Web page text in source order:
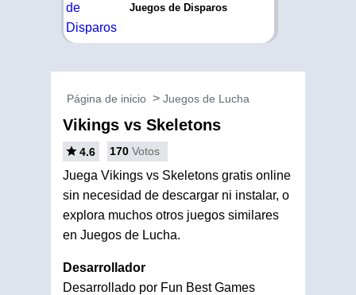
Juegos de Disparos
Página de inicio Juegos de Lucha
Vikings vs Skeletons
4.6 170 Votos
Juega Vikings vs Skeletons gratis online
sin necesidad de descargar ni instalar, o
explora muchos otros juegos similares
en Juegos de Lucha.
Desarrollador
Desarrollado por Fun Best Games